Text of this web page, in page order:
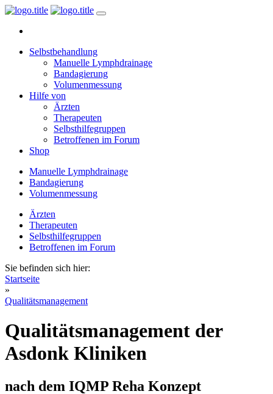
Selbstbehandlung
Manuelle Lymphdrainage
Bandagierung
Volumenmessung
Hilfe von
Ärzten
Therapeuten
Selbsthilfegruppen
Betroffenen im Forum
Shop
Manuelle Lymphdrainage
Bandagierung
Volumenmessung
Ärzten
Therapeuten
Selbsthilfegruppen
Betroffenen im Forum
Sie befinden sich hier:
Startseite
»
Qualitätsmanagement
Qualitätsmanagement der
Asdonk Kliniken
nach dem IQMP Reha Konzept